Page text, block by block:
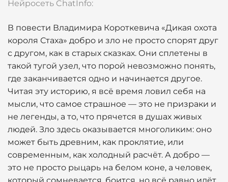
Нейросеть ChatInfo:
В повести Владимира Короткевича «Дикая охота
короля Стаха» добро и зло не просто спорят друг
с другом, как в старых сказках. Они сплетены в
такой тугой узел, что порой невозможно понять,
где заканчивается одно и начинается другое.
Читая эту историю, я всё время ловил себя на
мысли, что самое страшное — это не призраки и
не легенды, а то, что прячется в душах живых
людей. Зло здесь оказывается многоликим: оно
может быть древним, как проклятие, или
современным, как холодный расчёт. А добро —
это не просто рыцарь на белом коне, а человек,